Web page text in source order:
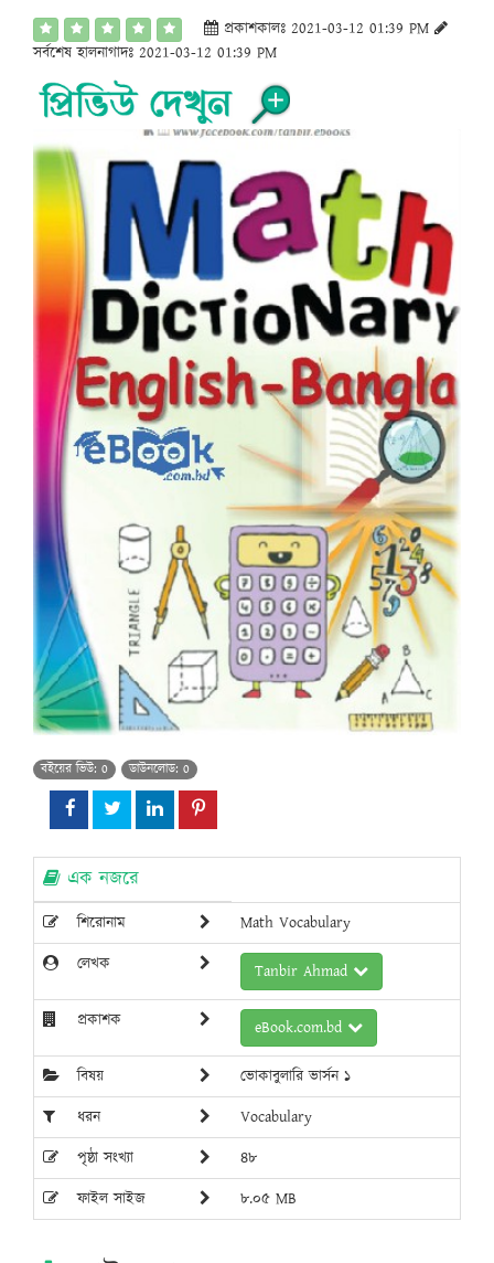
প্রকাশকালঃ 2021-03-12 01:39 PM
সর্বশেষ হালনাগাদঃ 2021-03-12 01:39 PM
বইয়ের ভিউ: 0 ডাউনলোড: 0
এক নজরে
শিরোনাম
Math Vocabulary
লেখক
Tanbir Ahmad
প্রকাশক eBook.com.bd
বিষয়
ভোকাবুলারি ভার্সন ১
ধরন
Vocabulary
পৃষ্ঠা সংখ্যা
৪৮
ফাইল সাইজ
৮.০৫ MB